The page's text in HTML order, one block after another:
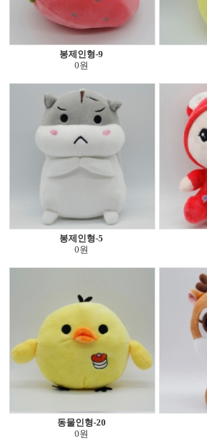
봉제인형-9
0원
봉제인형-5
0원
동물인형-20
0원